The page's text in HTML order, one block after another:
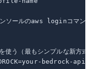
ソールのaws loginコマンド
（最もシンプルな新方式）
bedrock-api-